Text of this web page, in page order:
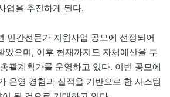
업을 추진하게 된다.
민간전문가 지원사업 공모에 선정되어
았으며, 이후 현재까지도 자체예산을 투
괄계획가를 운영하고 있다. 이번 공모에
운영 경험과 실적을 기반으로 한 시스템